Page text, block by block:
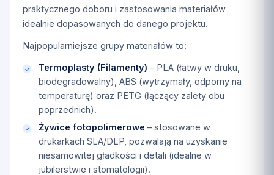
praktycznego doboru i zastosowania materiałów
idealnie dopasowanych do danego projektu.
Najpopularniejsze grupy materiałów to:
Termoplasty (Filamenty) – PLA (łatwy w druku,
biodegradowalny), ABS (wytrzymały, odporny na
temperaturę) oraz PETG (łączący zalety obu
poprzednich).
Żywice fotopolimerowe – stosowane w
drukarkach SLA/DLP, pozwalają na uzyskanie
niesamowitej gładkości i detali (idealne w
jubilerstwie i stomatologii).